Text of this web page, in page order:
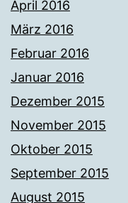
April 2016
März 2016
Februar 2016
Januar 2016
Dezember 2015
November 2015
Oktober 2015
September 2015
August 2015